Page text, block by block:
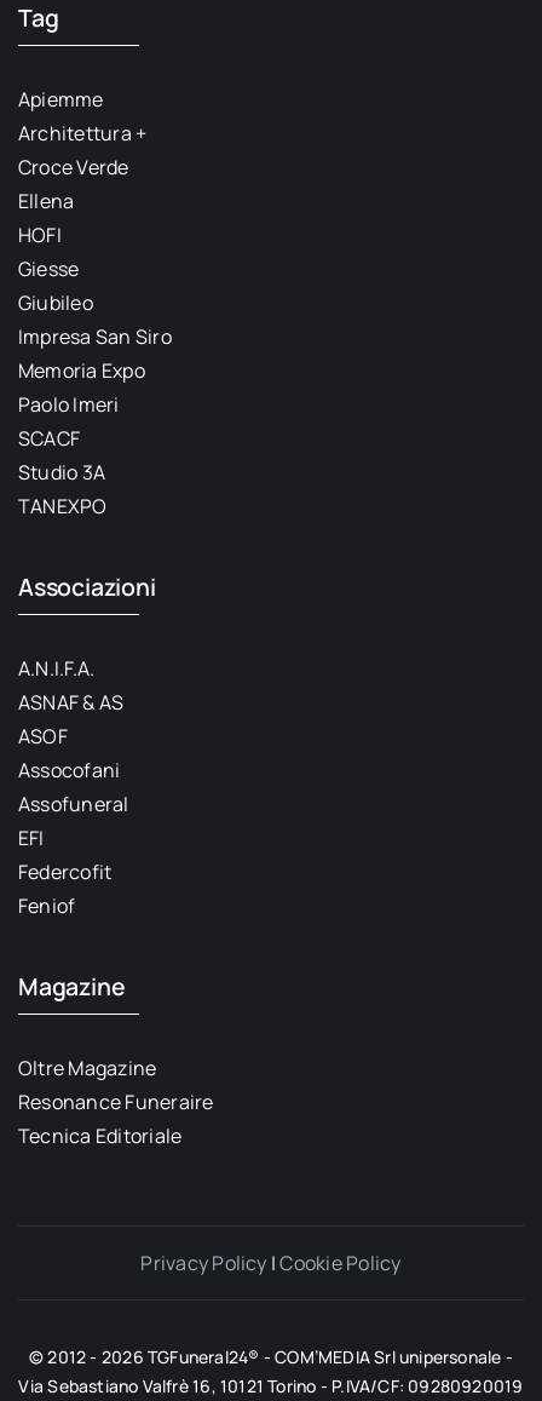
Tag
Apiemme
Architettura +
Croce Verde
Ellena
HOFI
Giesse
Giubileo
Impresa San Siro
Memoria Expo
Paolo Imeri
SCACF
Studio 3A
TANEXPO
Associazioni
A.N.I.F.A.
ASNAF & AS
ASOF
Assocofani
Assofuneral
EFI
Federcofit
Feniof
Magazine
Oltre Magazine
Resonance Funeraire
Tecnica Editoriale
Privacy Policy |Cookie Policy
© 2012 - 2026 TGFuneral24® - COM’MEDIA Srl unipersonale -
Via Sebastiano Valfrè 16, 10121 Torino - P.IVA/CF: 09280920019